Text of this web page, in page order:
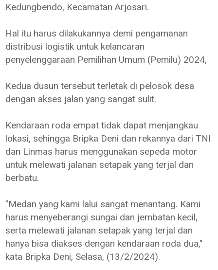
Kedungbendo, Kecamatan Arjosari.
Hal itu harus dilakukannya demi pengamanan
distribusi logistik untuk kelancaran
penyelenggaraan Pemilihan Umum (Pemilu) 2024,
Kedua dusun tersebut terletak di pelosok desa
dengan akses jalan yang sangat sulit.
Kendaraan roda empat tidak dapat menjangkau
lokasi, sehingga Bripka Deni dan rekannya dari TNI
dan Linmas harus menggunakan sepeda motor
untuk melewati jalanan setapak yang terjal dan
berbatu.
"Medan yang kami lalui sangat menantang. Kami
harus menyeberangi sungai dan jembatan kecil,
serta melewati jalanan setapak yang terjal dan
hanya bisa diakses dengan kendaraan roda dua,"
kata Bripka Deni, Selasa, (13/2/2024).